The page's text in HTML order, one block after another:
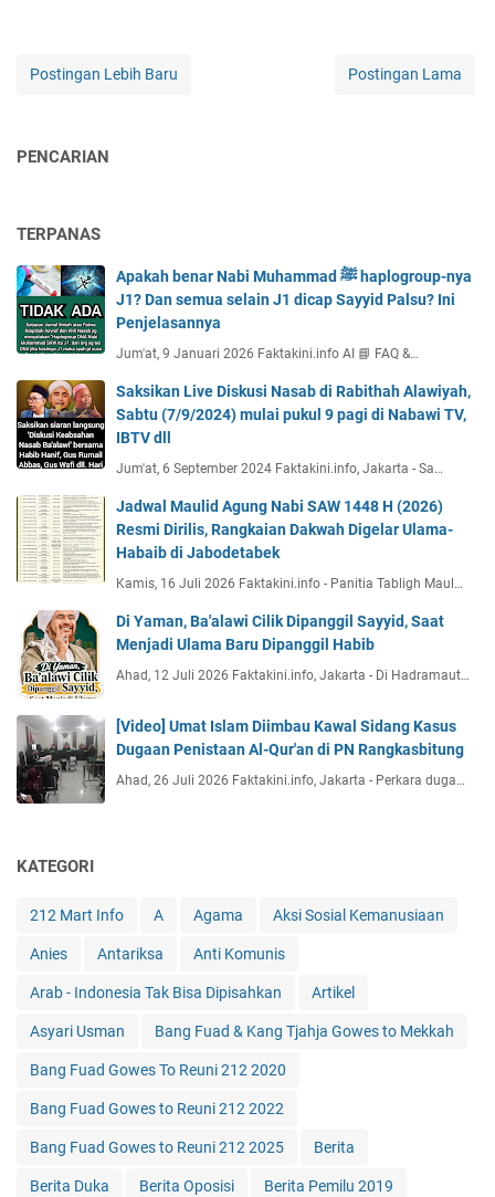
Postingan Lebih Baru Postingan Lama
PENCARIAN
TERPANAS
Apakah benar Nabi Muhammad ﷺ haplogroup-nya
J1? Dan semua selain J1 dicap Sayyid Palsu? Ini
Penjelasannya
Jum'at, 9 Januari 2026 Faktakini.info AI 📘 FAQ &…
Saksikan Live Diskusi Nasab di Rabithah Alawiyah,
Sabtu (7/9/2024) mulai pukul 9 pagi di Nabawi TV,
IBTV dll
Jum'at, 6 September 2024 Faktakini.info, Jakarta - Sa…
Jadwal Maulid Agung Nabi SAW 1448 H (2026)
Resmi Dirilis, Rangkaian Dakwah Digelar Ulama-
Habaib di Jabodetabek
Kamis, 16 Juli 2026 Faktakini.info - Panitia Tabligh Maul…
Di Yaman, Ba'alawi Cilik Dipanggil Sayyid, Saat
Menjadi Ulama Baru Dipanggil Habib
Ahad, 12 Juli 2026 Faktakini.info, Jakarta - Di Hadramaut…
[Video] Umat Islam Diimbau Kawal Sidang Kasus
Dugaan Penistaan Al-Qur'an di PN Rangkasbitung
Ahad, 26 Juli 2026 Faktakini.info, Jakarta - Perkara duga…
KATEGORI
212 Mart Info A Agama Aksi Sosial Kemanusiaan
Anies Antariksa Anti Komunis
Arab - Indonesia Tak Bisa Dipisahkan Artikel
Asyari Usman Bang Fuad & Kang Tjahja Gowes to Mekkah
Bang Fuad Gowes To Reuni 212 2020
Bang Fuad Gowes to Reuni 212 2022
Bang Fuad Gowes to Reuni 212 2025 Berita
Berita Duka Berita Oposisi Berita Pemilu 2019